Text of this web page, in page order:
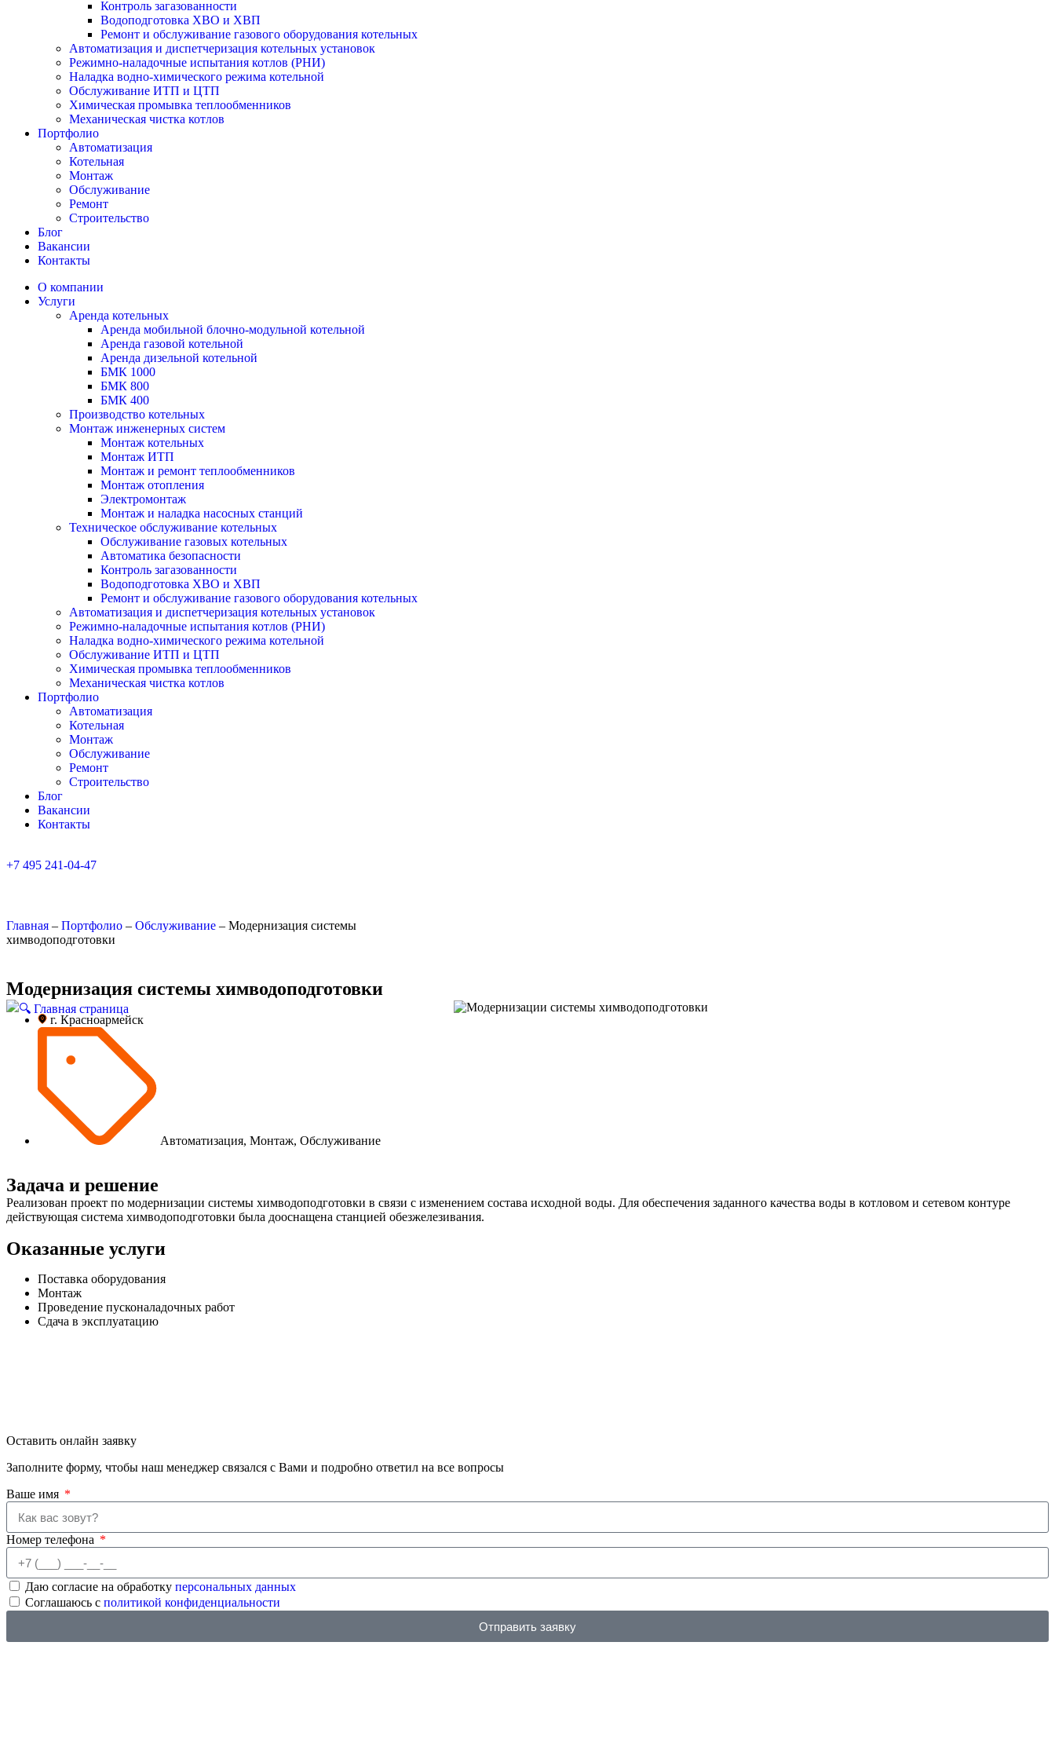
Контроль загазованности
Водоподготовка ХВО и ХВП
Ремонт и обслуживание газового оборудования котельных
Автоматизация и диспетчеризация котельных установок
Режимно-наладочные испытания котлов (РНИ)
Наладка водно-химического режима котельной
Обслуживание ИТП и ЦТП
Химическая промывка теплообменников
Механическая чистка котлов
Портфолио
Автоматизация
Котельная
Монтаж
Обслуживание
Ремонт
Строительство
Блог
Вакансии
Контакты
О компании
Услуги
Аренда котельных
Аренда мобильной блочно-модульной котельной
Аренда газовой котельной
Аренда дизельной котельной
БМК 1000
БМК 800
БМК 400
Производство котельных
Монтаж инженерных систем
Монтаж котельных
Монтаж ИТП
Монтаж и ремонт теплообменников
Монтаж отопления
Электромонтаж
Монтаж и наладка насосных станций
Техническое обслуживание котельных
Обслуживание газовых котельных
Автоматика безопасности
Контроль загазованности
Водоподготовка ХВО и ХВП
Ремонт и обслуживание газового оборудования котельных
Автоматизация и диспетчеризация котельных установок
Режимно-наладочные испытания котлов (РНИ)
Наладка водно-химического режима котельной
Обслуживание ИТП и ЦТП
Химическая промывка теплообменников
Механическая чистка котлов
Портфолио
Автоматизация
Котельная
Монтаж
Обслуживание
Ремонт
Строительство
Блог
Вакансии
Контакты
+7 495 241-04-47
Главная – Портфолио – Обслуживание – Модернизация системы
химводоподготовки
Модернизация системы химводоподготовки
г. Красноармейск
Автоматизация, Монтаж, Обслуживание
Задача и решение
Реализован проект по модернизации системы химводоподготовки в связи с изменением состава исходной воды. Для обеспечения заданного качества воды в котловом и сетевом контуре
действующая система химводоподготовки была дооснащена станцией обезжелезивания.
Оказанные услуги
Поставка оборудования
Монтаж
Проведение пусконаладочных работ
Сдача в эксплуатацию
Оставить онлайн заявку
Заполните форму, чтобы наш менеджер связался с Вами и подробно ответил на все вопросы
Ваше имя
Номер телефона
Даю согласие на обработку персональных данных
Соглашаюсь с политикой конфиденциальности
Отправить заявку